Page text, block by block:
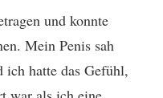
und konnte
Mein Penis sah
ich hatte das Gefühl,